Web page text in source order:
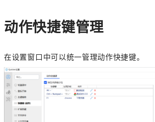
动作快捷键管理
在设置窗口中可以统一管理动作快捷键。